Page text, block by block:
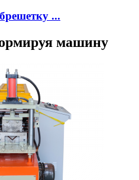
...
машину